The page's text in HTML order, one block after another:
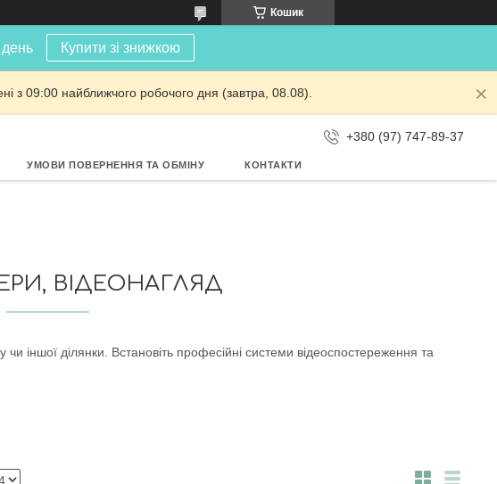
Кошик
Купити зі знижкою
з 09:00 найближчого робочого дня (завтра, 08.08).
+380 (97) 747-89-37
УМОВИ ПОВЕРНЕННЯ ТА ОБМІНУ КОНТАКТИ
ВІДЕОНАГЛЯД
іншої ділянки. Встановіть професійні системи відеоспостереження та